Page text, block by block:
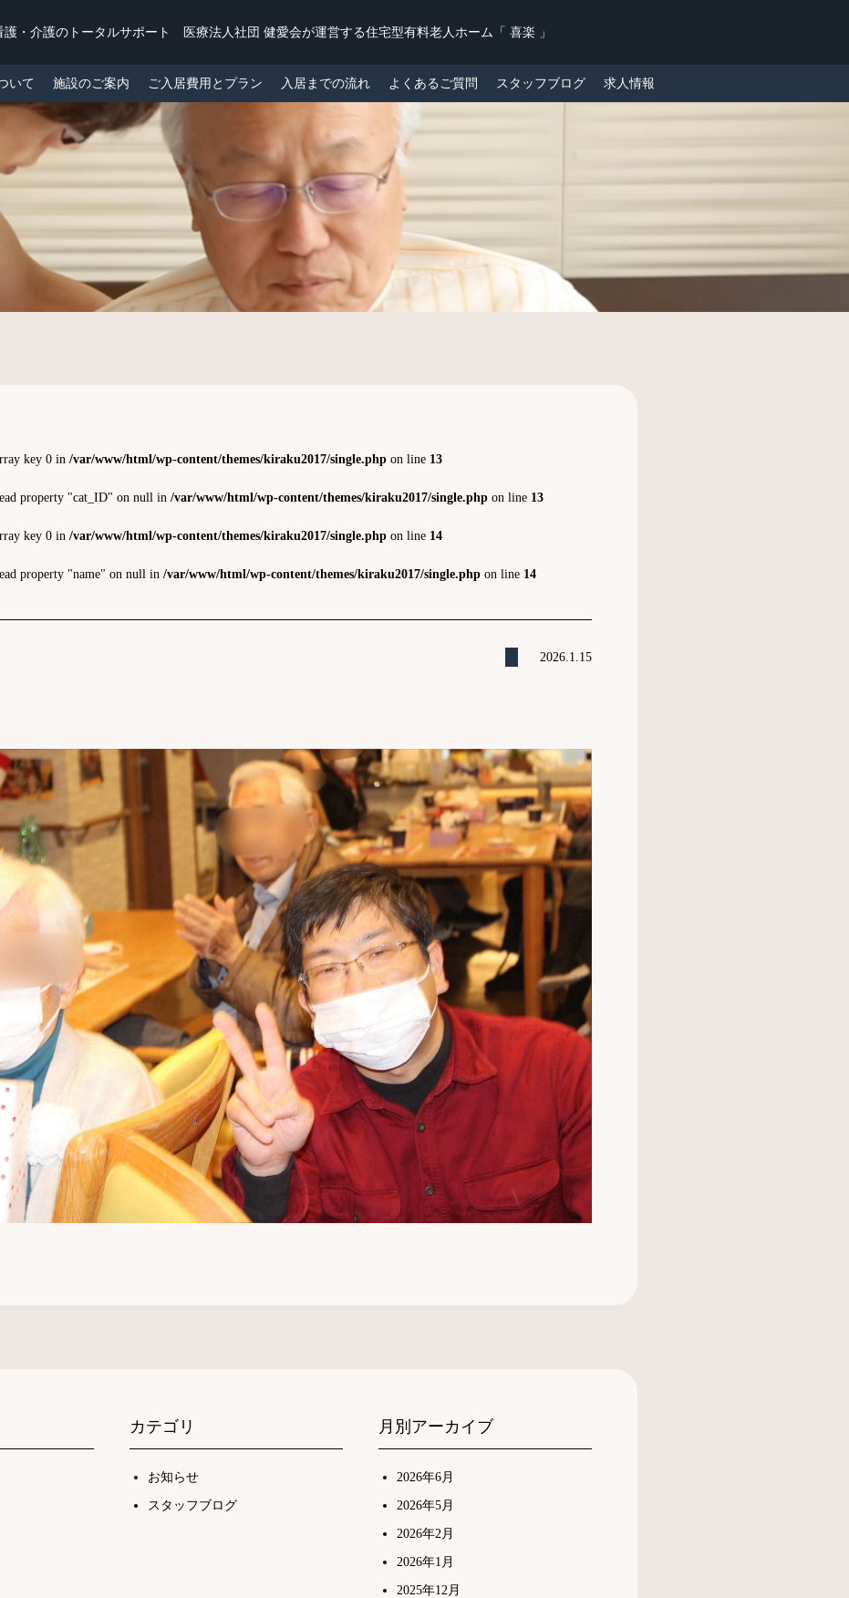
護・介護のトータルサポート 医療法人社団 健愛会が運営する住宅型有料老人ホーム「 喜楽 」
いて 施設のご案内 ご入居費用とプラン 入居までの流れ よくあるご質問 スタッフブログ 求人情報
key 0 in /var/www/html/wp-content/themes/kiraku2017/single.php on line 13
property "cat_ID" on null in /var/www/html/wp-content/themes/kiraku2017/single.php on line 13
key 0 in /var/www/html/wp-content/themes/kiraku2017/single.php on line 14
property "name" on null in /var/www/html/wp-content/themes/kiraku2017/single.php on line 14
2026.1.15
カテゴリ
お知らせ
スタッフブログ
月別アーカイブ
2026年6月
2026年5月
2026年2月
2026年1月
2025年12月